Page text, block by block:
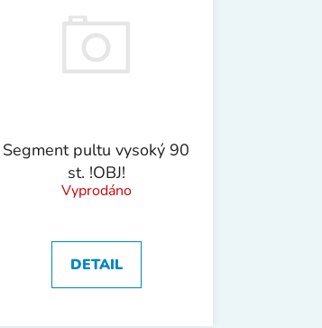
Segment pultu vysoký 90
st. !OBJ!
Vyprodáno
DETAIL